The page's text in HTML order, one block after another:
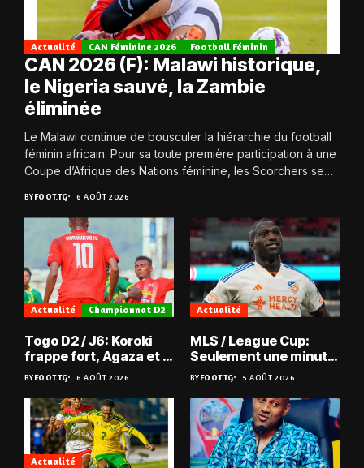
Actualité CAN Féminine 2026 Football Féminin
CAN 2026 (F): Malawi historique,
le Nigeria sauvé, la Zambie
éliminée
Le Malawi continue de bousculer la hiérarchie du football
féminin africain. Pour sa toute première participation à une
Coupe d’Afrique des Nations féminine, les Scorchers se
qualifient avec éclat pour...
BYFOOT.TG 6 AOÛT 2026
Actualité Championnat D2
Togo D2 / J6: Koroki
frappe fort, Agaza et la
JCA assurent,
suspense avant Sara
FC – Doumbé FC
BYFOOT.TG 6 AOÛT 2026
Actualité
MLS / League Cup:
Seulement une minute
de jeu pour Kévin
Denkey
BYFOOT.TG 5 AOÛT 2026
Actualité